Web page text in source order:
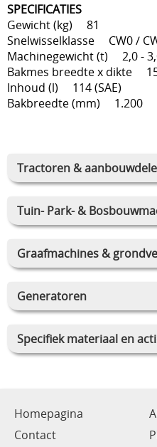
Tractoren &
Tuin- Park- &
Graafmachines &
Generatoren
Specifiek materiaal en
SPECIFICATIES
Gewicht (kg) 81
Snelwisselklasse CW0 /
Machinegewicht (t) 2,0 -
Bakmes breedte x dikte
Inhoud (l) 114 (SAE)
Bakbreedte (mm) 1.200
Homepagina
Contact